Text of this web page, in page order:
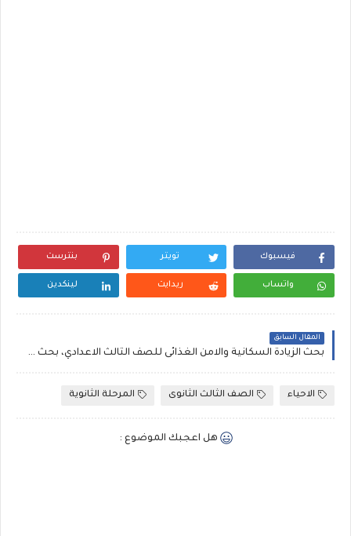
فيسبوك تويتر بنترست
واتساب ريدايت لينكدين
المقال السابق
بحث الزيادة السكانية والامن الغذائى للصف الثالث الاعدادي، بحث وورد كامل للاعدادية
الاحياء الصف الثالث الثانوى المرحلة الثانوية
هل اعجبك الموضوع :